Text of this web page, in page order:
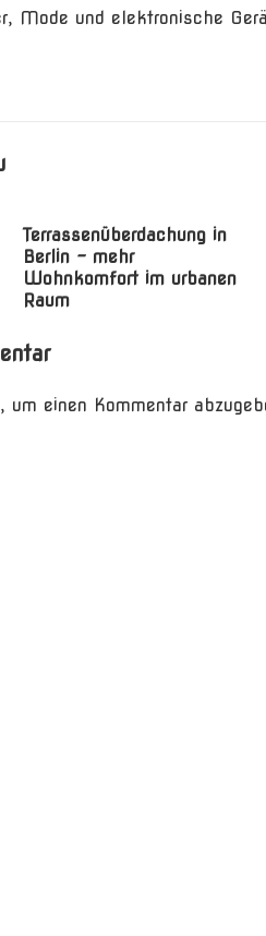
Mode und elektronische
Terrassenüberdachung in
Berlin – mehr
Wohnkomfort im urbanen
Raum
um einen Kommentar